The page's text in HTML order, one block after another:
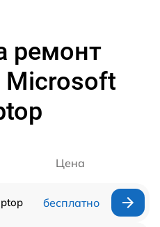
ремонт
Microsoft
Цена
бесплатно